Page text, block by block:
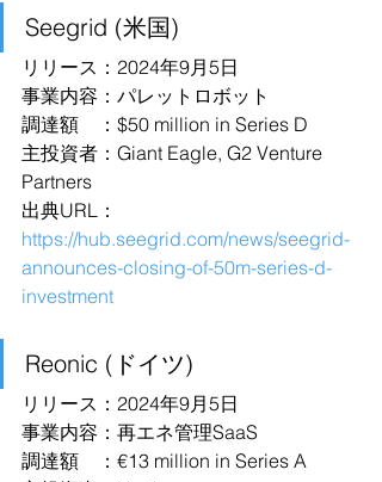
Seegrid (米国)
リリース：2024年9月5日
事業内容：パレットロボット
調達額　：$50 million in Series D
主投資者：Giant Eagle, G2 Venture
Partners
出典URL：
https://hub.seegrid.com/news/seegrid-
announces-closing-of-50m-series-d-
investment
Reonic (ドイツ)
リリース：2024年9月5日
事業内容：再エネ管理SaaS
調達額　：€13 million in Series A